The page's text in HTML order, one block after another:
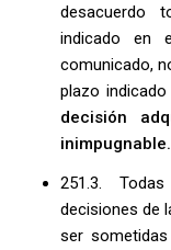
desacuerdo
indicado en
comunicado,
plazo
decisión
inimpugnable.
251.3.
decisiones de
ser